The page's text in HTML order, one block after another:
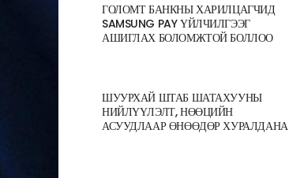
ГОЛОМТ БАНКНЫ ХАРИЛЦАГЧИД
SAMSUNG PAY ҮЙЛЧИЛГЭЭГ
АШИГЛАХ БОЛОМЖТОЙ БОЛЛОО
ШУУРХАЙ ШТАБ ШАТАХУУНЫ
НИЙЛҮҮЛЭЛТ, НӨӨЦИЙН
АСУУДЛААР ӨНӨӨДӨР ХУРАЛДАНА